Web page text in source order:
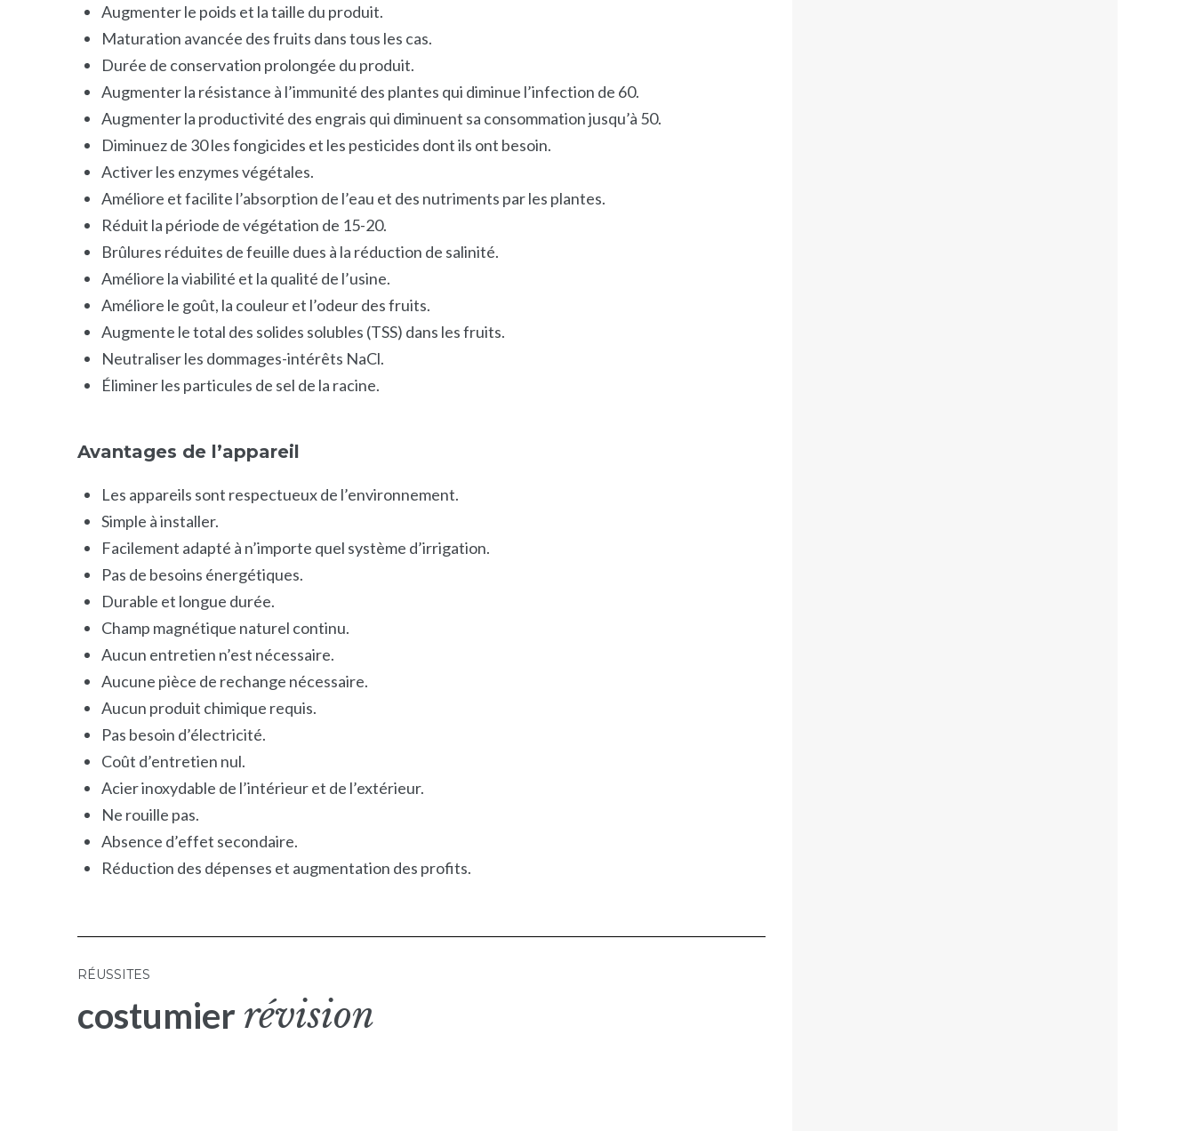
Augmenter le poids et la taille du produit.
Maturation avancée des fruits dans tous les cas.
Durée de conservation prolongée du produit.
Augmenter la résistance à l’immunité des plantes qui diminue l’infection de 60.
Augmenter la productivité des engrais qui diminuent sa consommation jusqu’à 50.
Diminuez de 30 les fongicides et les pesticides dont ils ont besoin.
Activer les enzymes végétales.
Améliore et facilite l’absorption de l’eau et des nutriments par les plantes.
Réduit la période de végétation de 15-20.
Brûlures réduites de feuille dues à la réduction de salinité.
Améliore la viabilité et la qualité de l’usine.
Améliore le goût, la couleur et l’odeur des fruits.
Augmente le total des solides solubles (TSS) dans les fruits.
Neutraliser les dommages-intérêts NaCl.
Éliminer les particules de sel de la racine.
Avantages de l’appareil
Les appareils sont respectueux de l’environnement.
Simple à installer.
Facilement adapté à n’importe quel système d’irrigation.
Pas de besoins énergétiques.
Durable et longue durée.
Champ magnétique naturel continu.
Aucun entretien n’est nécessaire.
Aucune pièce de rechange nécessaire.
Aucun produit chimique requis.
Pas besoin d’électricité.
Coût d’entretien nul.
Acier inoxydable de l’intérieur et de l’extérieur.
Ne rouille pas.
Absence d’effet secondaire.
Réduction des dépenses et augmentation des profits.
RÉUSSITES
costumier révision
STRATÉGIE
Commencer
Login